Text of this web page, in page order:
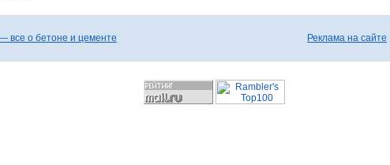
все о бетоне и цементе Реклама на сайте